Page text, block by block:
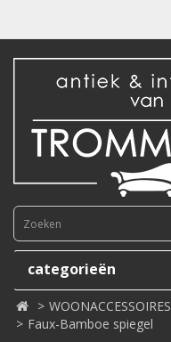
categorieën
WOONACCESSOIRES
Faux-Bamboe spiegel